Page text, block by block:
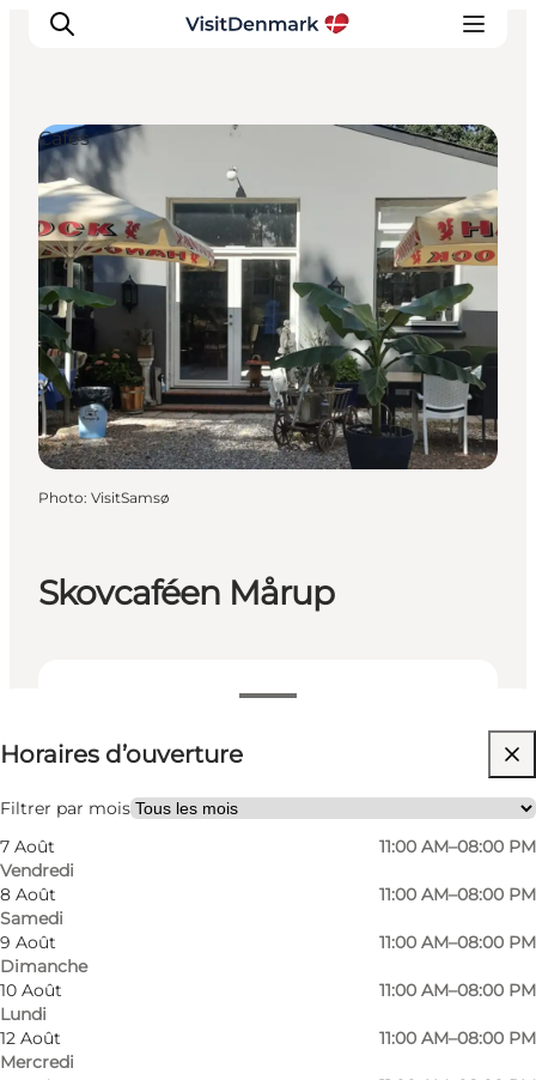
Inspirations
Destinations
Quoi faire
Hébergements
Planifiez votre voyage
Skovcaféen Mårup
Voir les horaires d’ouverture
Horaires d’ouverture
Filtrer par mois
7 Août
Vendredi
11:00 AM–08:00 PM
8 Août
Samedi
11:00 AM–08:00 PM
9 Août
Dimanche
11:00 AM–08:00 PM
10 Août
Lundi
11:00 AM–08:00 PM
12 Août
Mercredi
11:00 AM–08:00 PM
Cafés
Photo: VisitSamsø
Café and restaurant with classic Danish food
made with ingredients from the island’s many
suppliers. Outdoor dining in the middle of the
forest where you can enjoy coffee, tea, cold